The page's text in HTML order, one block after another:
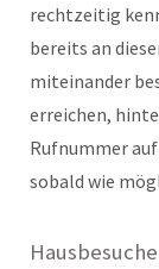
rechtzeitig
bereits an
miteinander
erreichen,
Rufnummer
sobald wie